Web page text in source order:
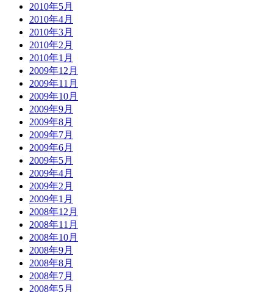
2010年5月
2010年4月
2010年3月
2010年2月
2010年1月
2009年12月
2009年11月
2009年10月
2009年9月
2009年8月
2009年7月
2009年6月
2009年5月
2009年4月
2009年2月
2009年1月
2008年12月
2008年11月
2008年10月
2008年9月
2008年8月
2008年7月
2008年5月